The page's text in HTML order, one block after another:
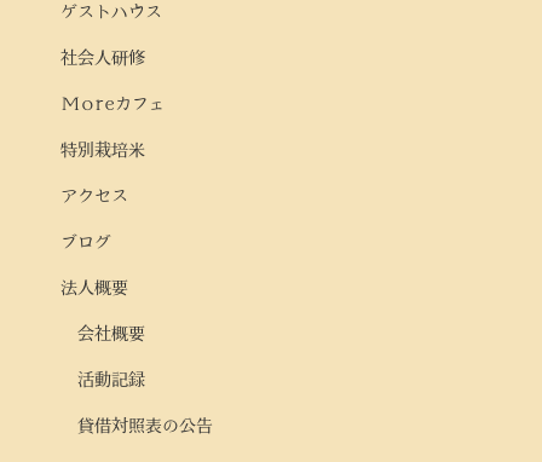
ゲストハウス
社会人研修
Moreカフェ
特別栽培米
アクセス
ブログ
法人概要
会社概要
活動記録
貸借対照表の公告